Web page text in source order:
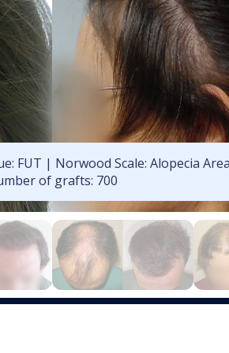
FUT | Norwood Scale: Alopecia
of grafts: 700